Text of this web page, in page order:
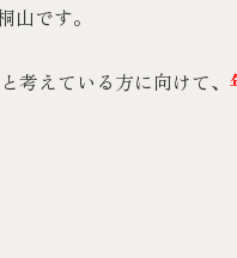
山です。
えている方に向けて、